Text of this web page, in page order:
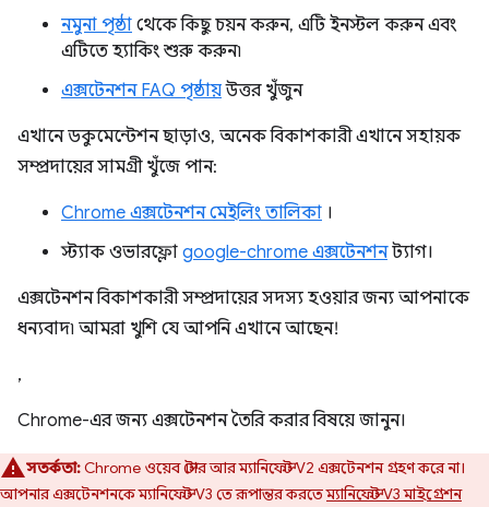
নমুনা পৃষ্ঠা থেকে কিছু চয়ন করুন, এটি ইনস্টল করুন এবং
এটিতে হ্যাকিং শুরু করুন৷
এক্সটেনশন FAQ পৃষ্ঠায়উত্তর খুঁজুন
এখানে ডকুমেন্টেশন ছাড়াও, অনেক বিকাশকারী এখানে সহায়ক
সম্প্রদায়ের সামগ্রী খুঁজে পান:
Chrome এক্সটেনশন মেইলিং তালিকা ।
স্ট্যাক ওভারফ্লো google-chrome এক্সটেনশনট্যাগ।
এক্সটেনশন বিকাশকারী সম্প্রদায়ের সদস্য হওয়ার জন্য আপনাকে
ধন্যবাদ৷ আমরা খুশি যে আপনি এখানে আছেন!
,
Chrome-এর জন্য এক্সটেনশন তৈরি করার বিষয়ে জানুন।
সতর্কতা:Chrome ওয়েব স্টোর আর ম্যানিফেস্ট V2 এক্সটেনশন গ্রহণ করে না।
আপনার এক্সটেনশনকে ম্যানিফেস্ট V3 তে রূপান্তর করতেম্যানিফেস্ট V3 মাইগ্রেশন